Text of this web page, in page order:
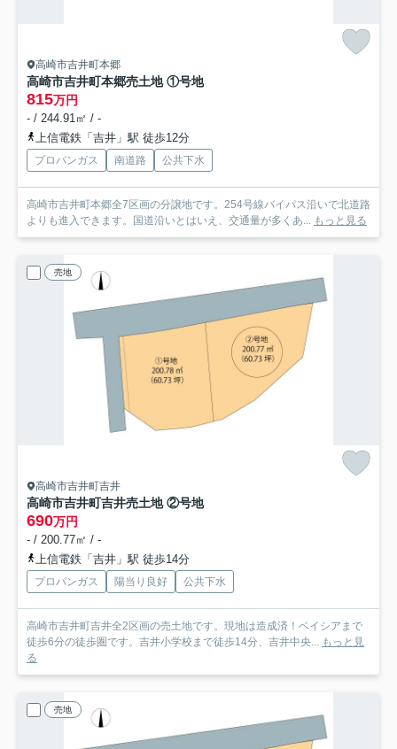
高崎市吉井町本郷
高崎市吉井町本郷売土地 ①号地
815万円
- / 244.91㎡ / -
上信電鉄「吉井」駅 徒歩12分
プロパンガス 南道路 公共下水
高崎市吉井町本郷全7区画の分譲地です。254号線バイパス沿いで北道路
よりも進入できます。国道沿いとはいえ、交通量が多くあ... もっと見る
売地
高崎市吉井町吉井
高崎市吉井町吉井売土地 ②号地
690万円
- / 200.77㎡ / -
上信電鉄「吉井」駅 徒歩14分
プロパンガス 陽当り良好 公共下水
高崎市吉井町吉井全2区画の売土地です。現地は造成済！ベイシアまで
徒歩6分の徒歩圏です。吉井小学校まで徒歩14分、吉井中央... もっと見
る
売地